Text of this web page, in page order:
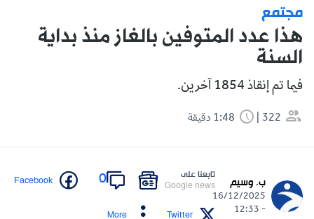
مجتمع
هذا عدد المتوفين بالغاز منذ بداية
السنة
فيما تم إنقاذ 1854 آخرين.
322
ب. وسيم
16/12/2025
- 12:33
تابعنا على
Google news
0
Facebook
Twitter
More